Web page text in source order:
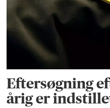
Eftersøgning
årig er